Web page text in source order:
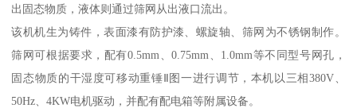
出固态物质，液体则通过筛网从出液口流出。
该机机生为铸件，表面漆有防护漆、螺旋轴、筛网为不锈钢制作。
筛网可根据要求，配有0.5mm、0.75mm、1.0mm等不同型号网孔，
固态物质的干湿度可移动重锤Ⅱ图一进行调节，本机以三相380V、
50Hz、4KW电机驱动，并配有配电箱等附属设备。